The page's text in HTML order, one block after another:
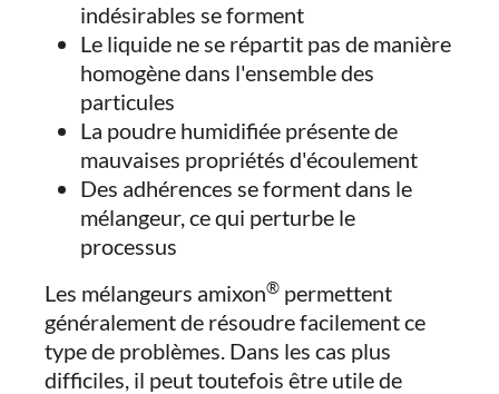
indésirables se forment
Le liquide ne se répartit pas de manière
homogène dans l'ensemble des
particules
La poudre humidifiée présente de
mauvaises propriétés d'écoulement
Des adhérences se forment dans le
mélangeur, ce qui perturbe le
processus
Les mélangeurs amixon® permettent
généralement de résoudre facilement ce
type de problèmes. Dans les cas plus
difficiles, il peut toutefois être utile de